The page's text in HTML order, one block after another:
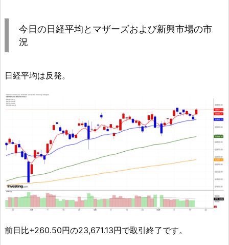
今日の日経平均とマザーズおよび新興市場の市
況
日経平均は反発。
前日比+260.50円の23,671.13円で取引終了です。